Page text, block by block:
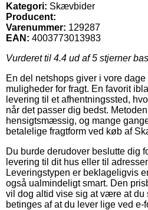
Kategori: Skævbider
Producent:
Varenummer: 129287
EAN: 4003773013983
Vurderet til 4.4 ud af 5 stjerner
En del netshops giver i vore
muligheder for fragt. En favorit
levering til et afhentningssted,
når det passer dig bedst.
hensigtsmæssig, og mange
betalelige fragtform ved køb af
Du burde derudover beslutte dig
levering til dit hus eller til
Leveringstypen er beklageligvis
også ualmindeligt smart. Den
vil dog altid vise sig at være at du
betinges af at du lever lige ved